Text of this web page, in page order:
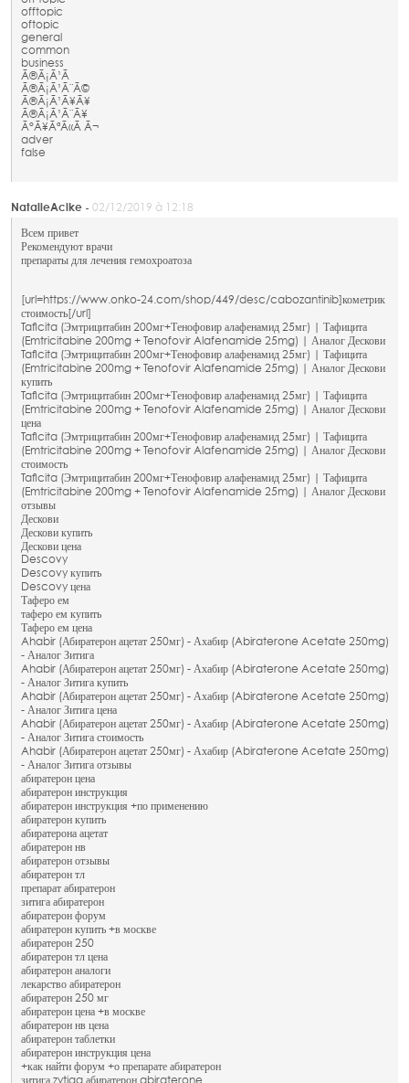
offtopic
oftopic
general
common
business
Ã®Ã¡Ã¹Ã
Ã®Ã¡Ã¹Ã¨Ã©
Ã®Ã¡Ã¹Ã¥Ã¥
Ã®Ã¡Ã¹Ã¨Ã¥
Ã°Ã¥ÃªÃ«Ã Ã¬
adver
false
NatalieAcike - 02/12/2019 à 12:18
Всем привет
Рекомендуют врачи
препараты для лечения гемохроатоза
[url=https://www.onko-24.com/shop/449/desc/cabozantinib]кометрик
стоимость[/url]
Taficita (Эмтрицитабин 200мг+Тенофовир алафенамид 25мг) | Тафицита
(Emtricitabine 200mg + Tenofovir Alafenamide 25mg) | Аналог Дескови
Taficita (Эмтрицитабин 200мг+Тенофовир алафенамид 25мг) | Тафицита
(Emtricitabine 200mg + Tenofovir Alafenamide 25mg) | Аналог Дескови
купить
Taficita (Эмтрицитабин 200мг+Тенофовир алафенамид 25мг) | Тафицита
(Emtricitabine 200mg + Tenofovir Alafenamide 25mg) | Аналог Дескови
цена
Taficita (Эмтрицитабин 200мг+Тенофовир алафенамид 25мг) | Тафицита
(Emtricitabine 200mg + Tenofovir Alafenamide 25mg) | Аналог Дескови
стоимость
Taficita (Эмтрицитабин 200мг+Тенофовир алафенамид 25мг) | Тафицита
(Emtricitabine 200mg + Tenofovir Alafenamide 25mg) | Аналог Дескови
отзывы
Дескови
Дескови купить
Дескови цена
Descovy
Descovy купить
Descovy цена
Таферо ем
таферо ем купить
Таферо ем цена
Ahabir (Абиратерон ацетат 250мг) - Ахабир (Abiraterone Acetate 250mg)
- Аналог Зитига
Ahabir (Абиратерон ацетат 250мг) - Ахабир (Abiraterone Acetate 250mg)
- Аналог Зитига купить
Ahabir (Абиратерон ацетат 250мг) - Ахабир (Abiraterone Acetate 250mg)
- Аналог Зитига цена
Ahabir (Абиратерон ацетат 250мг) - Ахабир (Abiraterone Acetate 250mg)
- Аналог Зитига стоимость
Ahabir (Абиратерон ацетат 250мг) - Ахабир (Abiraterone Acetate 250mg)
- Аналог Зитига отзывы
абиратерон цена
абиратерон инструкция
абиратерон инструкция +по применению
абиратерон купить
абиратерона ацетат
абиратерон нв
абиратерон отзывы
абиратерон тл
препарат абиратерон
зитига абиратерон
абиратерон форум
абиратерон купить +в москве
абиратерон 250
абиратерон тл цена
абиратерон аналоги
лекарство абиратерон
абиратерон 250 мг
абиратерон цена +в москве
абиратерон нв цена
абиратерон таблетки
абиратерон инструкция цена
+как найти форум +о препарате абиратерон